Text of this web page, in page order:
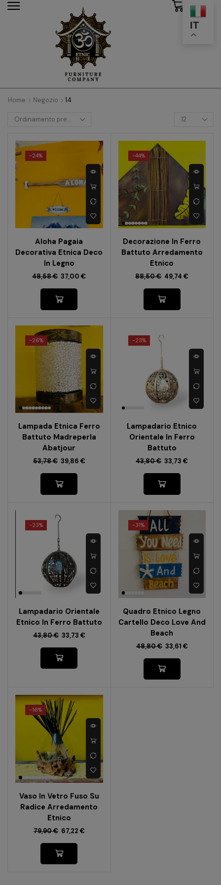
IT
Home Negozio 14
-24%
Aloha Pagaia
Decorativa Etnica Deco
In Legno
48,58€ 37,00€
-44%
Decorazione In Ferro
Battuto Arredamento
Etnico
88,50€ 49,74€
-26%
Lampada Etnica Ferro
Battuto Madreperla
Abatjour
53,78€ 39,86 €
-23%
Lampadario Etnico
Orientale In Ferro
Battuto
43,80€ 33,73€
-23%
Lampadario Orientale
Etnico In Ferro Battuto
43,80€ 33,73 €
-31%
Quadro Etnico Legno
Cartello Deco Love And
Beach
48,80€ 33,61 €
-16%
Vaso In Vetro Fuso Su
Radice Arredamento
Etnico
79,90€ 67,22 €